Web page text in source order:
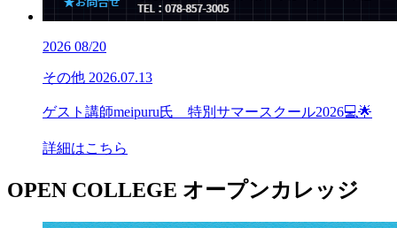
2026 08/20
その他 2026.07.13
ゲスト講師meipuru氏 特別サマースクール2026💻🌟
詳細はこちら
OPEN COLLEGE オープンカレッジ